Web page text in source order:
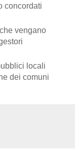
concordati
vengano
locali
dei comuni